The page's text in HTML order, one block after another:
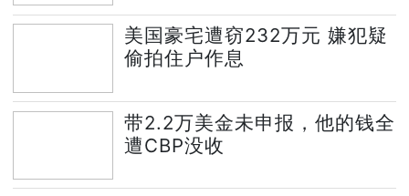
美国豪宅遭窃232万元 嫌犯疑
偷拍住户作息
带2.2万美金未申报，他的钱全
遭CBP没收